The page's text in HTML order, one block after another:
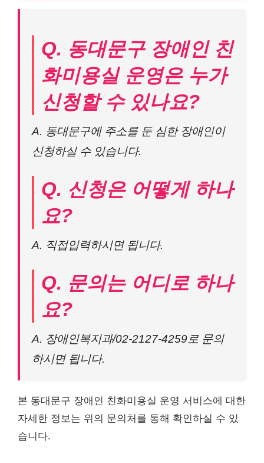
Q. 동대문구 장애인 친
화미용실 운영은 누가
신청할 수 있나요?
A. 동대문구에 주소를 둔 심한 장애인이
신청하실 수 있습니다.
Q. 신청은 어떻게 하나
요?
A. 직접입력하시면 됩니다.
Q. 문의는 어디로 하나
요?
A. 장애인복지과/02-2127-4259로 문의
하시면 됩니다.
본 동대문구 장애인 친화미용실 운영 서비스에 대한
자세한 정보는 위의 문의처를 통해 확인하실 수 있
습니다.